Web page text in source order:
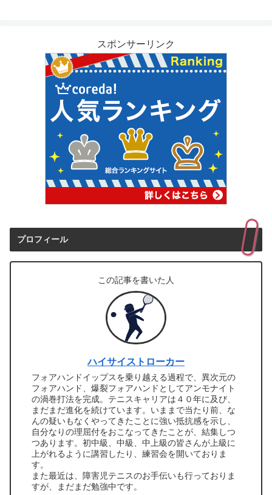
スポンサーリンク
プロフィール
この記事を書いた人
ハイサイストローカー
フォアハンドイップスを乗り越える過程で、異次元の
フォアハンド、爆裂フォアハンドとしてアンモナイト
の渦巻打法を完成。テニスキャリアは４０年に及び、
まだまだ進化を続けています。いままで当たり前、な
んの疑いもなくやってきたことに強い抵抗感を示し、
自分なりの理屈付をおこなってきたことが、結集しつ
つあります。初中級、中級、中上級の皆さんが上級に
上がれるように講習したり、練習会を開いておりま
す。
また最近は、障害児テニスのお手伝いも行っておりま
すが、まだまだ勉強中です。